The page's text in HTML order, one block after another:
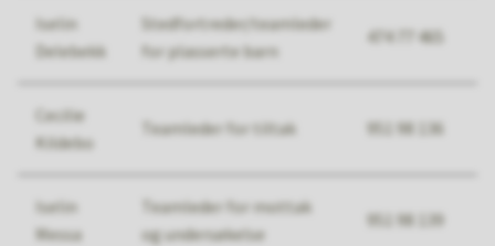
Iselin
Delebekk
Stedfortreder/teamleder
for plasserte barn
474 77 465
Cecilie
Kildebo
Teamleder for tiltak 951 98 136
Iselin
Messa
Teamleder for mottak
og undersøkelse
951 98 139